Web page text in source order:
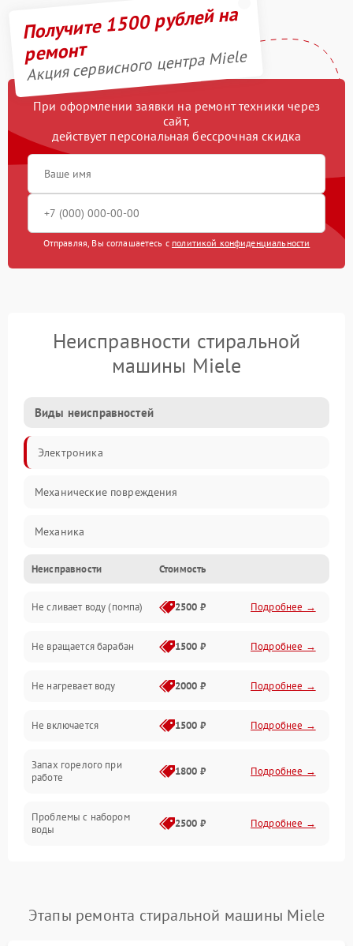
Получите 1500 рублей на
ремонт
Акция сервисного центра Miele
При оформлении заявки на ремонт техники через
сайт,
действует персональная бессрочная скидка
Отправляя, Вы соглашаетесь с политикой конфиденциальности
Неисправности стиральной
машины Miele
Виды неисправностей
Электроника
Механические повреждения
Механика
Электропитание
Водоснабжение
Слив
Программное обеспечение
Неисправности Стоимость
Не сливает воду (помпа) 2500 ₽ Подробнее →
Не вращается барабан 1500 ₽ Подробнее →
Не нагревает воду 2000 ₽ Подробнее →
Не включается 1500 ₽ Подробнее →
Запах горелого при
работе
1800 ₽ Подробнее →
Проблемы с набором
воды
2500 ₽ Подробнее →
Замена платы управления Подробнее →
Этапы ремонта стиральной машины Miele